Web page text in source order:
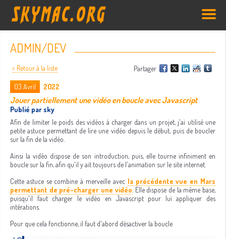
ADMIN/DEV
Partager
< Retour à la liste
03 Avril 2022
Jouer partiellement une vidéo en boucle avec Javascript
Publié par sky
Afin de limiter le poids des vidéos à charger dans un projet, j'ai utilisé une
petite astuce permettant de lire une vidéo depuis le début, puis de boucler
sur la fin de la vidéo.
Ainsi la vidéo dispose de son introduction, puis, elle tourne infiniment en
boucle sur la fin, afin qu'il y ait toujours de l'animation sur le site internet.
Cette astuce se combine à merveille avec la précédente vue en Mars
permettant de pré-charger une vidéo . Elle dispose de la même base,
puisqu'il faut charger le vidéo en Javascript pour lui appliquer des
intérations.
Pour que cela fonctionne, il faut d'abord désactiver la boucle